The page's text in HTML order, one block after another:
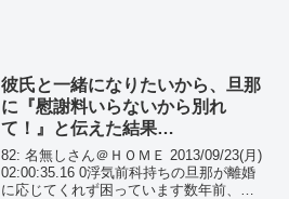
彼氏と一緒になりたいから、旦那
に『慰謝料いらないから別れ
て！』と伝えた結果…
82: 名無しさん＠ＨＯＭＥ 2013/09/23(月)
02:00:35.16 0浮気前科持ちの旦那が離婚
に応じてくれず困っています数年前、旦